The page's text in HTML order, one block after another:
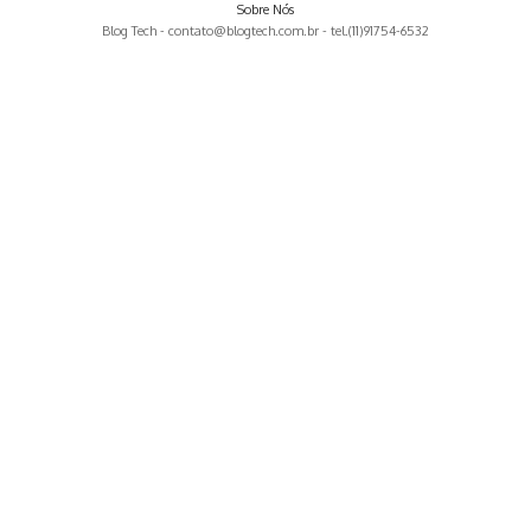
Blog Tech - contato@blogtech.com.br - tel.(11)91754-6532
Sobre Nós